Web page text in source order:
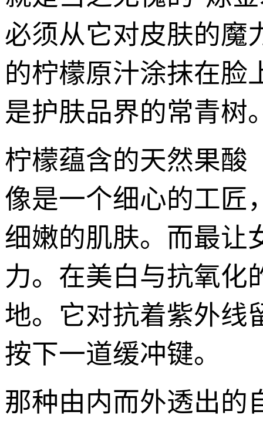
必须从它对皮肤的魔
的柠檬原汁涂抹在脸
是护肤品界的常青树
柠檬蕴含的天然果酸
像是一个细心的工匠
细嫩的肌肤。而最让
力。在美白与抗氧化
地。它对抗着紫外线
按下一道缓冲键。
那种由内而外透出的